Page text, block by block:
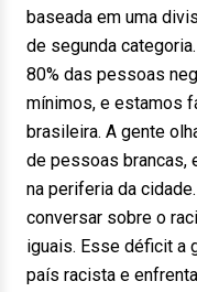
baseada em uma
de segunda
80% das pessoas
mínimos, e estamos
brasileira. A gente
de pessoas brancas,
na periferia da
conversar sobre o
iguais. Esse déficit a
país racista e